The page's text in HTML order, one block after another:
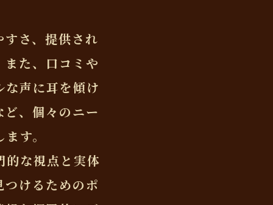
さ、提供され
た、口コミや
声に耳を傾け
、個々のニー
す。
的な視点と実体
けるためのポ